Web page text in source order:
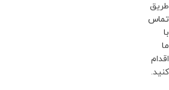
طریق
تماس
با
ما
اقدام
کنید.